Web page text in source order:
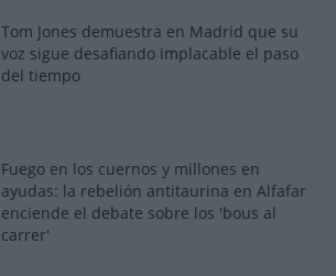
Tom Jones demuestra en Madrid que su
voz sigue desafiando implacable el paso
del tiempo
Fuego en los cuernos y millones en
ayudas: la rebelión antitaurina en Alfafar
enciende el debate sobre los 'bous al
carrer'